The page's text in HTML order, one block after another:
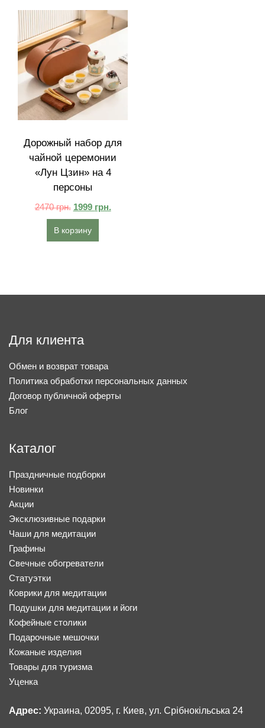
Дорожный набор для
чайной церемонии
«Лун Цзин» на 4
персоны
2470грн. 1999 грн.
В корзину
Для клиента
Обмен и возврат товара
Политика обработки персональных данных
Договор публичной оферты
Блог
Каталог
Праздничные подборки
Новинки
Акции
Эксклюзивные подарки
Чаши для медитации
Графины
Свечные обогреватели
Статуэтки
Коврики для медитации
Подушки для медитации и йоги
Кофейные столики
Подарочные мешочки
Кожаные изделия
Товары для туризма
Уценка
Адрес: Украина, 02095, г. Киев, ул. Срібнокільська 24